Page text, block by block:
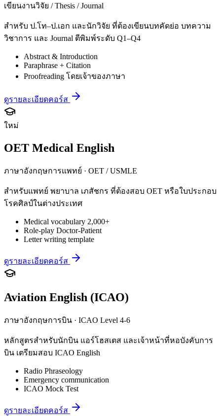
เขียนงานวิจัย / Thesis / Journal
สำหรับ ป.โท–ป.เอก และนักวิจัย ที่ต้องเขียนบทคัดย่อ บทความ
วิชาการ และ Journal ตีพิมพ์ระดับ Q1–Q4
Abstract & Introduction
Paraphrase + Citation
Proofreading โดยเจ้าของภาษา
ดูรายละเอียดคอร์ส
ใหม่
OET Medical English
ภาษาอังกฤษการแพทย์ · OET / USMLE
สำหรับแพทย์ พยาบาล เภสัชกร ที่ต้องสอบ OET หรือใบประกอบ
โรคศิลป์ในต่างประเทศ
Medical vocabulary 2,000+
Role-play Doctor-Patient
Letter writing template
ดูรายละเอียดคอร์ส
Aviation English (ICAO)
ภาษาอังกฤษการบิน · ICAO Level 4-6
หลักสูตรสำหรับนักบิน แอร์โฮสเตส และเจ้าหน้าที่หอบังคับการ
บิน เตรียมสอบ ICAO English
Radio Phraseology
Emergency communication
ICAO Mock Test
ดูรายละเอียดคอร์ส